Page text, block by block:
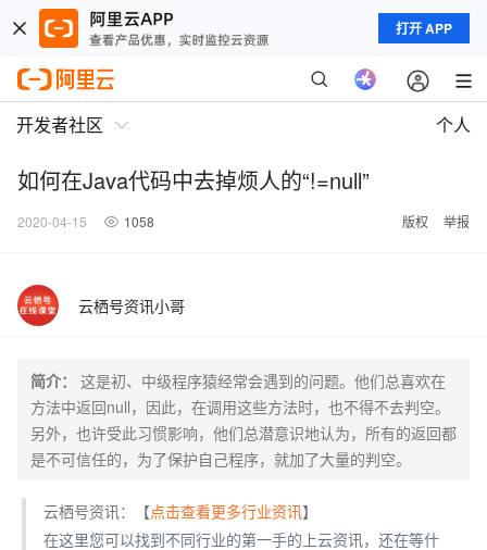
打开 APP
开发者社区 个人
如何在Java代码中去掉烦人的“!=null”
2020-04-15 1058 版权 举报
云栖号资讯小哥
简介：
这是初、中级程序猿经常会遇到的问题。他们总喜欢在
方法中返回null，因此，在调用这些方法时，也不得不去判空。
另外，也许受此习惯影响，他们总潜意识地认为，所有的返回都
是不可信任的，为了保护自己程序，就加了大量的判空。
云栖号资讯：【点击查看更多行业资讯】
在这里您可以找到不同行业的第一手的上云资讯，还在等什